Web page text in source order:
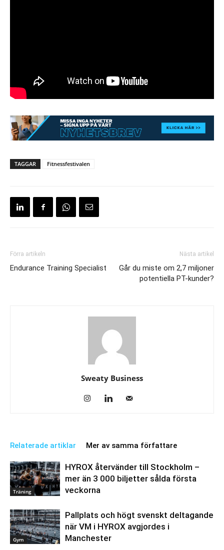
TAGGAR Fitnessfestivalen
Förra artikeln
Endurance Training Specialist
Nästa artikel
Går du miste om 2,7 miljoner
potentiella PT-kunder?
Sweaty Business
Relaterade artiklar Mer av samma författare
Träning
HYROX återvänder till Stockholm –
mer än 3 000 biljetter sålda första
veckorna
Gym
Pallplats och högt svenskt deltagande
när VM i HYROX avgjordes i
Manchester